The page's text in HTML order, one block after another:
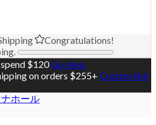
Congratulations!
$120Go shop
on orders $255+ Custom link
ホール